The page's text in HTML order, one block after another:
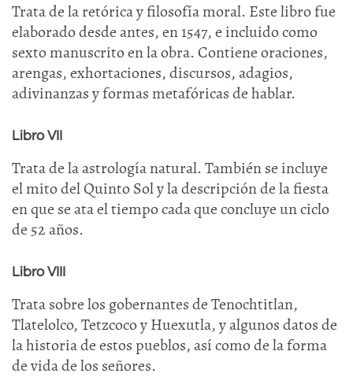
Trata de la retórica y filosofía moral. Este libro fue
elaborado desde antes, en 1547, e incluido como
sexto manuscrito en la obra. Contiene oraciones,
arengas, exhortaciones, discursos, adagios,
adivinanzas y formas metafóricas de hablar.
Libro VII
Trata de la astrología natural. También se incluye
el mito del Quinto Sol y la descripción de la fiesta
en que se ata el tiempo cada que concluye un ciclo
de 52 años.
Libro VIII
Trata sobre los gobernantes de Tenochtitlan,
Tlatelolco, Tetzcoco y Huexutla, y algunos datos de
la historia de estos pueblos, así como de la forma
de vida de los señores.